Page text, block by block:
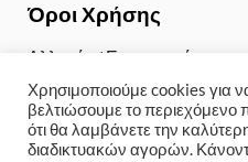
Όροι Χρήσης
Αλλαγές / Επιστροφές
Τρόποι Πληρωμής
Αποστολή / Παραλαβή
Χρησιμοποιούμε cookies για
βελτιώσουμε το περιεχόμενο
ότι θα λαμβάνετε την
διαδικτυακών αγορών.